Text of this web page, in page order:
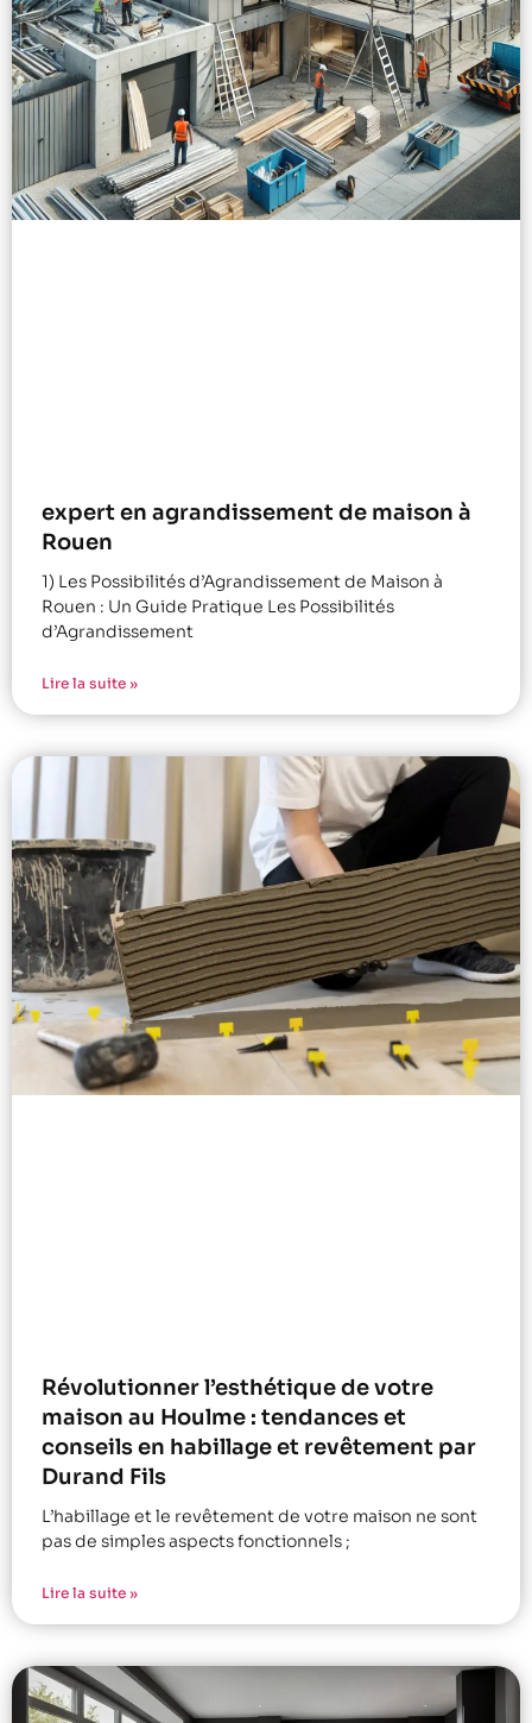
expert en agrandissement de maison à
Rouen
1) Les Possibilités d’Agrandissement de Maison à
Rouen : Un Guide Pratique Les Possibilités
d’Agrandissement
Lire la suite »
Révolutionner l’esthétique de votre
maison au Houlme : tendances et
conseils en habillage et revêtement par
Durand Fils
L’habillage et le revêtement de votre maison ne sont
pas de simples aspects fonctionnels ;
Lire la suite »